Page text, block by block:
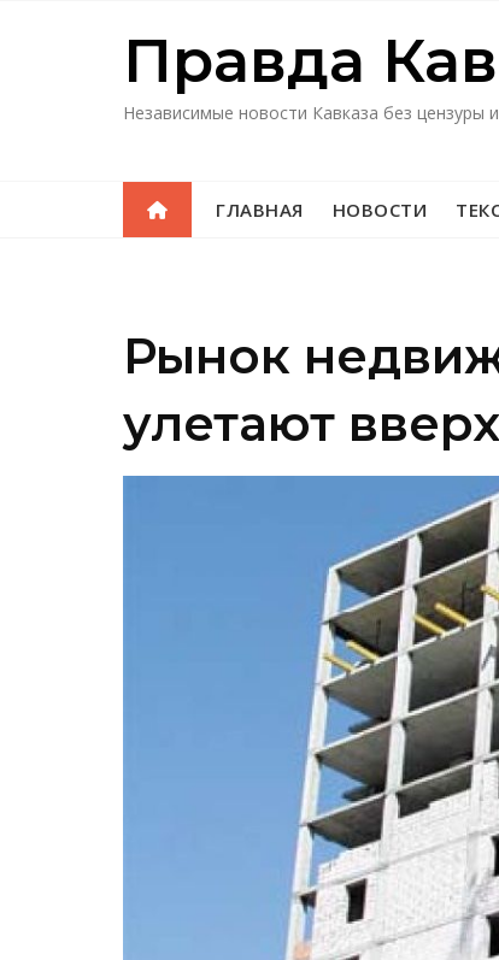
Правда
Независимые новости Кавказа без цензуры
ГЛАВНАЯ НОВОСТИ
Рынок
улетают вверх